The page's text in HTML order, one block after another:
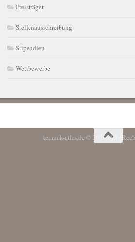
Preisträger
Stellenausschreibung
Stipendien
Wettbewerbe
keramik-atlas.de © 2026. Alle